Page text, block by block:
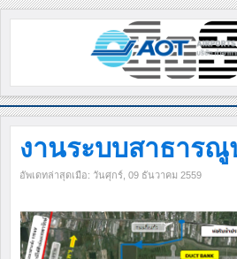
งานระบบสาธารณู
อัพเดทล่าสุดเมือ: วันศุกร์, 09 ธันวาคม 2559